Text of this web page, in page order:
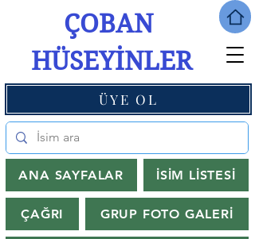
ÇOBAN
HÜSEYİNLER
ANA SAYFALAR İSİM LİSTESİ
ÇAĞRI GRUP FOTO GALERİ
ÜYE OL